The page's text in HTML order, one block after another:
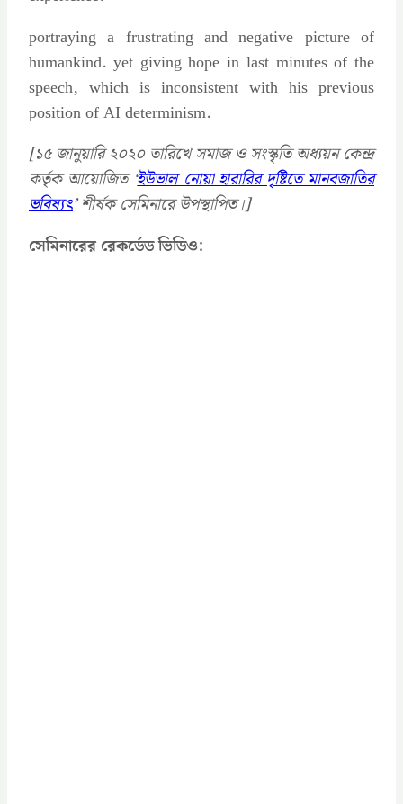
portraying a frustrating and negative picture of
humankind. yet giving hope in last minutes of the
speech, which is inconsistent with his previous
position of AI determinism.
[১৫ জানুয়ারি ২০২০ তারিখে সমাজ ও সংস্কৃতি অধ্যয়ন কেন্দ্র
কর্তৃক আয়োজিত ‘ইউভাল নোয়া হারারির দৃষ্টিতে মানবজাতির
ভবিষ্যৎ’ শীর্ষক সেমিনারে উপস্থাপিত।]
সেমিনারের রেকর্ডেড ভিডিও: